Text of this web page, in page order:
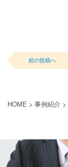
前の投稿へ
HOME > 事例紹介 >